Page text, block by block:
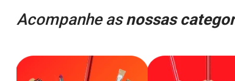
Acompanhe asnossas